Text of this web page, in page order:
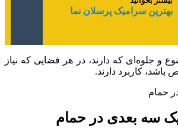
بهترین سرامیک پرسلان نما
و جلوه‌ای که دارند، در هر فضایی که نیاز
کاربرد دارند.
سه بعدی در حمام